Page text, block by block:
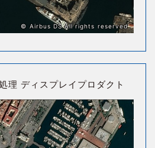
© Airbus DS All rights reserved
理 ディスプレイプロダクト